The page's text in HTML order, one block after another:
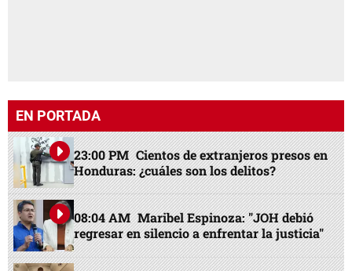
EN PORTADA
23:00 PM Cientos de extranjeros presos en
Honduras: ¿cuáles son los delitos?
08:04 AM Maribel Espinoza: "JOH debió
regresar en silencio a enfrentar la justicia"